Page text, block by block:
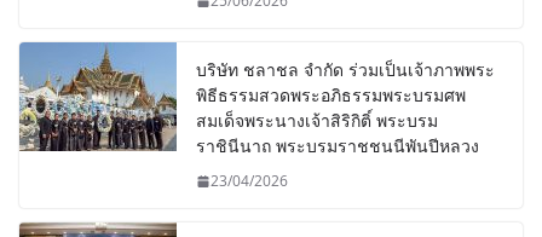
บริษัท ชลาชล จำกัด ร่วมเป็นเจ้าภาพพระ
พิธีธรรมสวดพระอภิธรรมพระบรมศพ
สมเด็จพระนางเจ้าสิริกิติ์ พระบรม
ราชินีนาถ พระบรมราชชนนีพันปีหลวง
23/04/2026